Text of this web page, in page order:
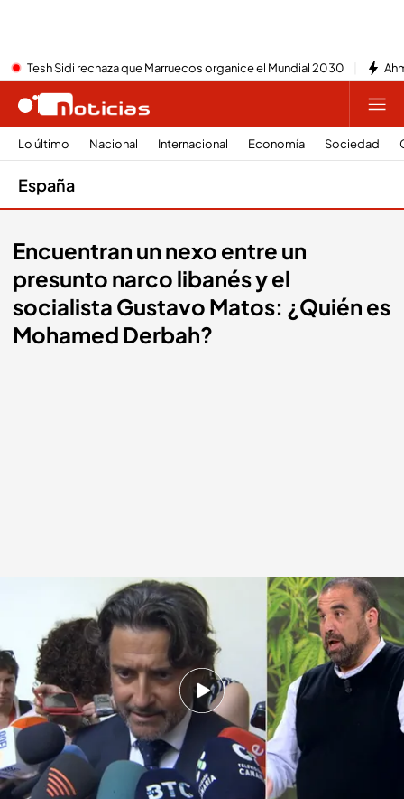
Tesh Sidi rechaza que Marruecos organice el Mundial 2030
Lo último Nacional Internacional Economía Sociedad
España
Encuentran un nexo entre un
presunto narco libanés y el
socialista Gustavo Matos: ¿Quién es
Mohamed Derbah?
El socialista Gustavo Matos tiene una conversación con un presunto
Noticias Cuatro
Daniel Montero Europa Press
20 MAY 2025 - 16:36h.
El vicepresidente del Parlamento canario
aparece en un informe de Asuntos Internos
que investiga a un supuesto traficante libanés